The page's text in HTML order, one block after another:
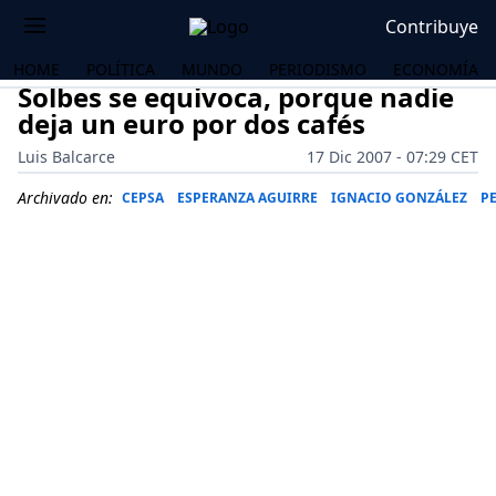
Contribuye
HOME POLÍTICA MUNDO PERIODISMO ECONOMÍA
Solbes se equivoca, porque nadie
deja un euro por dos cafés
Luis Balcarce
17 Dic 2007 - 07:29 CET
Archivado en: CEPSA ESPERANZA AGUIRRE IGNACIO GONZÁLEZ